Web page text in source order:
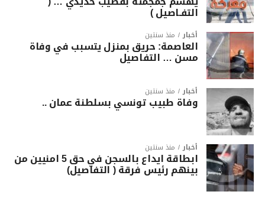
التفـاصيل )
أخبار منذ سنتين
العاصمة: حريق بمنزل يتسبب في وفاة
مسن … التفاصيل
أخبار منذ سنتين
وفاة طبيب تونسي بسلطنة عمان ..
أخبار منذ سنتين
ابطاقة ايداع بالسجن في حق 5 امنيين من
بينهم رئيس فرقة ( التفاصيل)